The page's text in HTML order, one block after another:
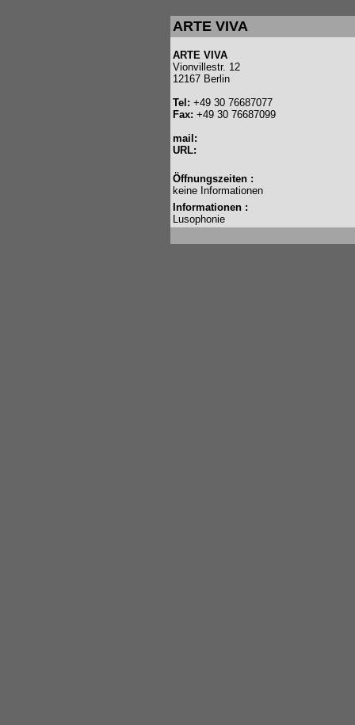
ARTE VIVA
ARTE VIVA
Vionvillestr. 12
12167 Berlin
Tel: +49 30 76687077
Fax: +49 30 76687099
mail:
URL:
Öffnungszeiten :
keine Informationen
Informationen :
Lusophonie